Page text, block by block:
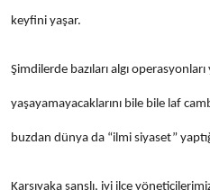
keyfini yaşar.
Şimdilerde bazıları algı
yaşayamayacaklarını bile bile laf
buzdan dünya da “ilmi siyaset”
Karşıyaka şanslı, iyi ilçe